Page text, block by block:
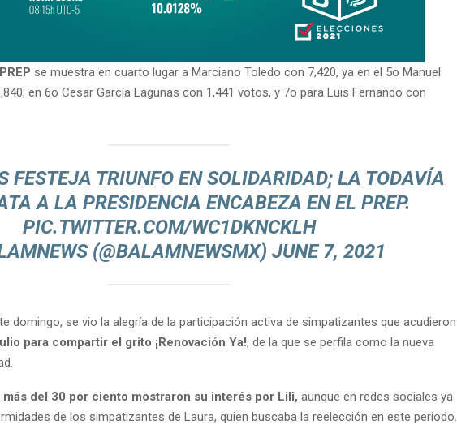
se muestra en cuarto lugar a Marciano Toledo con 7,420, ya en el 5o Manuel
en 6o Cesar García Lagunas con 1,441 votos, y 7o para Luis Fernando con
FESTEJA TRIUNFO EN SOLIDARIDAD; LA TODAVÍA
A LA PRESIDENCIA ENCABEZA EN EL PREP.
PIC.TWITTER.COM/WC1DKNCKLH
(@BALAMNEWSMX) JUNE 7, 2021
domingo, se vio la alegría de la participación activa de simpatizantes que acudieron
para compartir el grito ¡Renovación Ya!, de la que se perfila como la nueva
más del 30 por ciento mostraron su interés por Lili, aunque en redes sociales ya
de los simpatizantes de Laura, quien buscaba la reelección en este periodo.